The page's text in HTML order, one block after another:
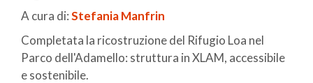
A cura di:Stefania Manfrin
Completata la ricostruzione del Rifugio Loa nel
Parco dell'Adamello: struttura in XLAM, accessibile
e sostenibile.